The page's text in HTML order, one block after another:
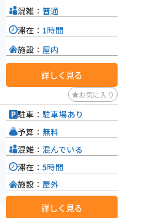
混雑： 普通
滞在： 1時間
施設： 屋内
詳しく見る
お気に入り
駐車： 駐車場あり
予算： 無料
混雑： 混んでいる
滞在： 5時間
施設： 屋外
詳しく見る